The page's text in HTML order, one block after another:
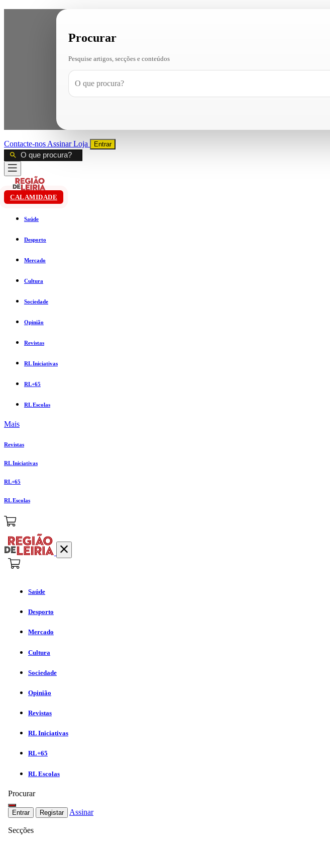
Procurar
Pesquise artigos, secções e conteúdos
Contacte-nos AssinarLoja Entrar
CALAMIDADE
Saúde
Desporto
Mercado
Cultura
Sociedade
Opinião
Revistas
RL Iniciativas
RL+65
RL Escolas
Mais
Revistas
RL Iniciativas
RL+65
RL Escolas
Saúde
Desporto
Mercado
Cultura
Sociedade
Opinião
Revistas
RL Iniciativas
RL+65
RL Escolas
Procurar
Entrar Registar Assinar
Secções